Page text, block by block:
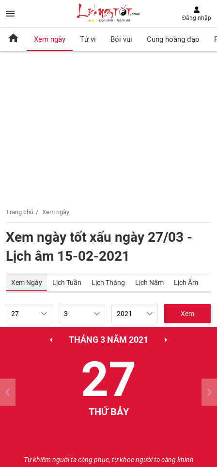
Đăng nhập
Xem ngày Tử vi Bói vui Cung hoàng đạo
Trang chủ Xem ngày
Xem ngày tốt xấu ngày 27/03 -
Lịch âm 15-02-2021
Xem Ngày Lịch Tuần Lịch Tháng Lịch Năm Lịch Âm
Xem
THÁNG 3 NĂM 2021
27
THỨ BẢY
Tự khiêm người ta càng phục, tự khoe người ta càng khinh